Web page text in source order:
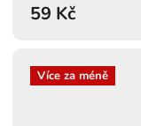
59 Kč
Více za méně